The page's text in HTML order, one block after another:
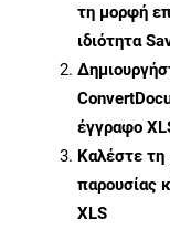
τη μορφή
ιδιότητα
έγγραφο
Καλέστε τη
παρουσίας
XLS